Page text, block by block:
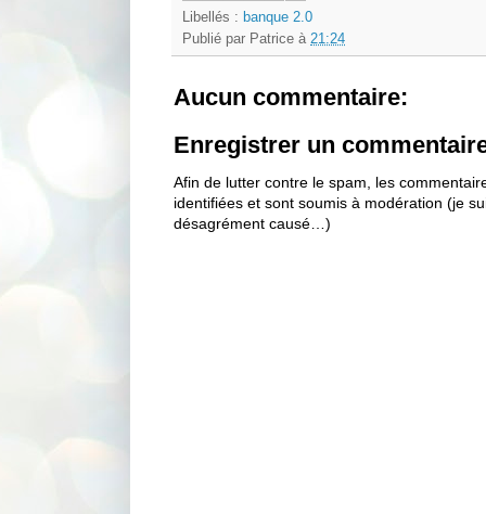
Libellés : banque 2.0
Publié par Patrice à 21:24
Aucun commentaire:
Enregistrer un
Afin de lutter contre le spam, les
identifiées et sont soumis à modération (je
désagrément causé…)